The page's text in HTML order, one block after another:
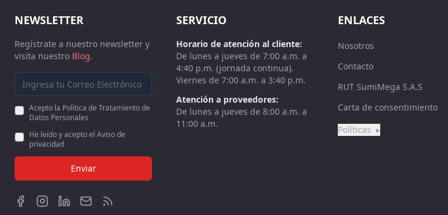
NEWSLETTER
Regístrate a nuestro newsletter y
visita nuestro Blog.
Acepto la Política de Tratamiento de
Datos Personales
He leído y acepto el Aviso de
privacidad
Enviar
SERVICIO
Horario de atención al cliente:
De lunes a jueves de 7:00 a.m. a
4:40 p.m. (jornada continua).
Viernes de 7:00 a.m. a 3:40 p.m.
Atención a proveedores:
De lunes a jueves de 8:00 a.m. a
11:00 a.m.
ENLACES
Nosotros
Contacto
RUT SumiMega S.A.S
Carta de consentimiento
Políticas ▸